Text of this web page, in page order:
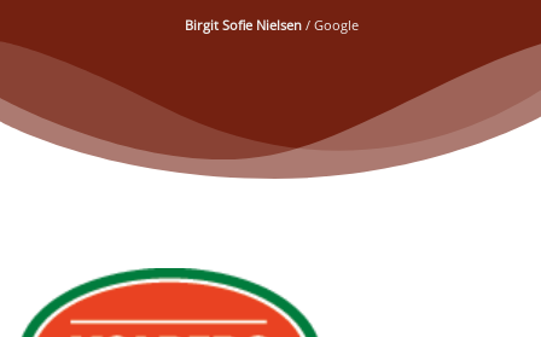
Birgit Sofie Nielsen / Google